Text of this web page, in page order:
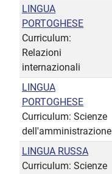
LINGUA
PORTOGHESE
Curriculum:
Relazioni
internazionali
LINGUA
PORTOGHESE
Curriculum: Scienze
dell'amministrazione
LINGUA RUSSA
Curriculum: Scienze